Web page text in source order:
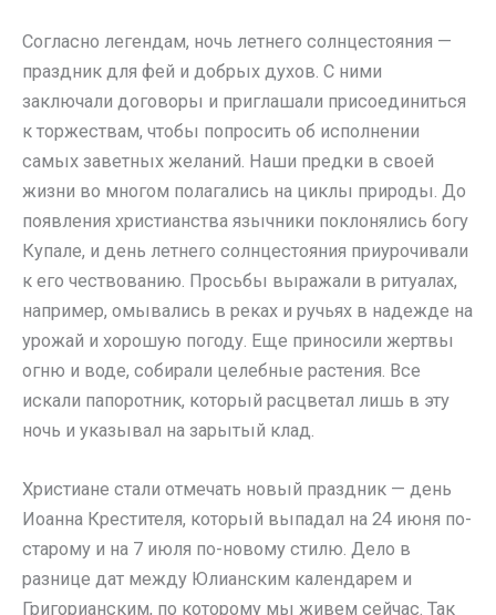
Согласно легендам, ночь летнего солнцестояния —
праздник для фей и добрых духов. С ними
заключали договоры и приглашали присоединиться
к торжествам, чтобы попросить об исполнении
самых заветных желаний. Наши предки в своей
жизни во многом полагались на циклы природы. До
появления христианства язычники поклонялись богу
Купале, и день летнего солнцестояния приурочивали
к его чествованию. Просьбы выражали в ритуалах,
например, омывались в реках и ручьях в надежде на
урожай и хорошую погоду. Еще приносили жертвы
огню и воде, собирали целебные растения. Все
искали папоротник, который расцветал лишь в эту
ночь и указывал на зарытый клад.
Христиане стали отмечать новый праздник — день
Иоанна Крестителя, который выпадал на 24 июня по-
старому и на 7 июля по-новому стилю. Дело в
разнице дат между Юлианским календарем и
Григорианским, по которому мы живем сейчас. Так